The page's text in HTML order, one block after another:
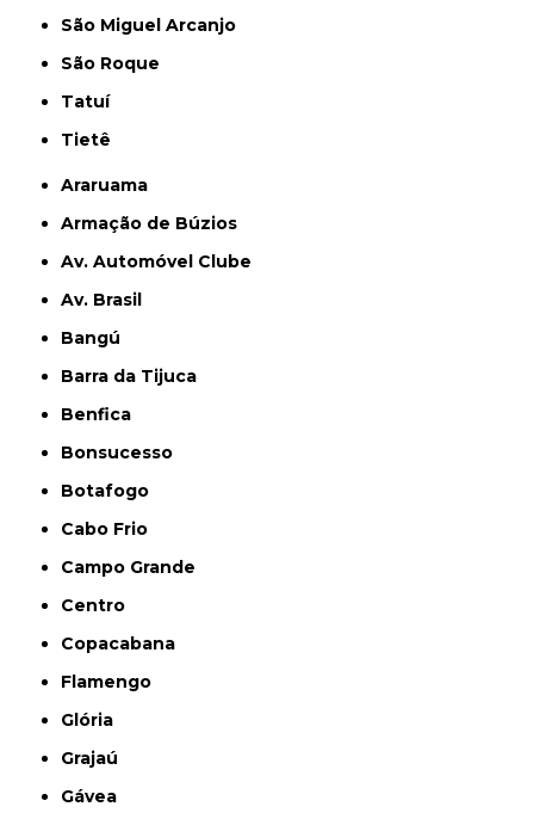
São Miguel Arcanjo
São Roque
Tatuí
Tietê
Araruama
Armação de Búzios
Av. Automóvel Clube
Av. Brasil
Bangú
Barra da Tijuca
Benfica
Bonsucesso
Botafogo
Cabo Frio
Campo Grande
Centro
Copacabana
Flamengo
Glória
Grajaú
Gávea